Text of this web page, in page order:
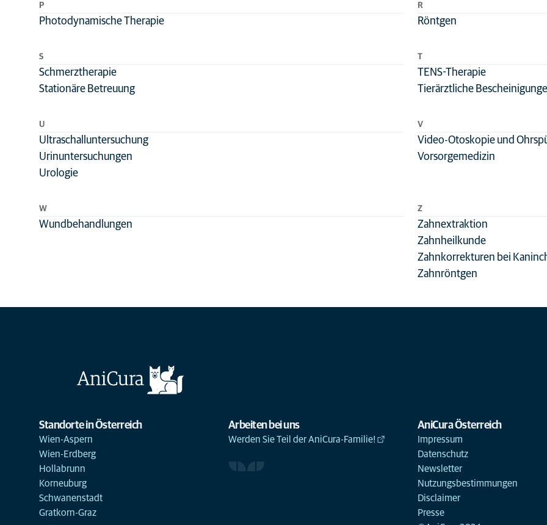
P
Photodynamische Therapie
R
Röntgen
S
Schmerztherapie
Stationäre Betreuung
T
TENS-Therapie
Tierärztliche
U
Ultraschalluntersuchung
Urinuntersuchungen
Urologie
V
Video-Otoskopie und
Vorsorgemedizin
W
Wundbehandlungen
Z
Zahnextraktion
Zahnheilkunde
Zahnkorrekturen bei
Zahnröntgen
Standorte in Österreich
Wien-Aspern
Wien-Erdberg
Hollabrunn
Korneuburg
Schwanenstadt
Gratkorn-Graz
Arbeiten bei uns
Werden Sie Teil der AniCura-Familie!
AniCura Österreich
Impressum
Datenschutz
Newsletter
Nutzungsbestimmungen
Disclaimer
Presse